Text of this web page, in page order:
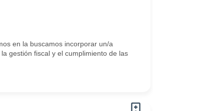
en la buscamos incorporar un/a
gestión fiscal y el cumplimiento de las